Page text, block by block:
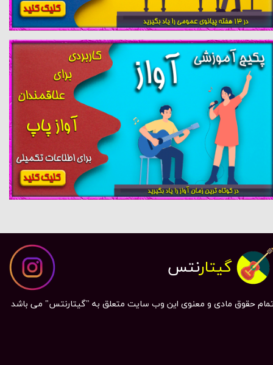
حقوق مادی و معنوی این وب سایت متعلق به "گیتارنتس" می باشد
گیتارنتس